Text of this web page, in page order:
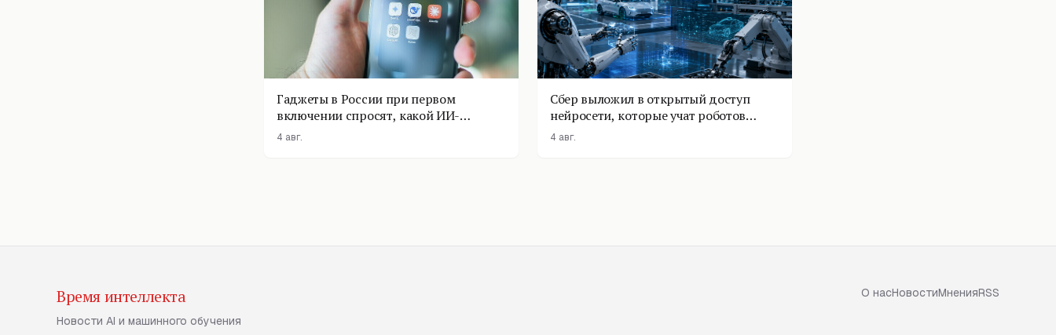
Гаджеты в России при первом
включении спросят, какой ИИ-
помощник поставить
4 авг.
Сбер выложил в открытый доступ
нейросети, которые учат роботов
физике
4 авг.
Время интеллекта
Новости AI и машинного обучения
О насНовостиМненияRSS